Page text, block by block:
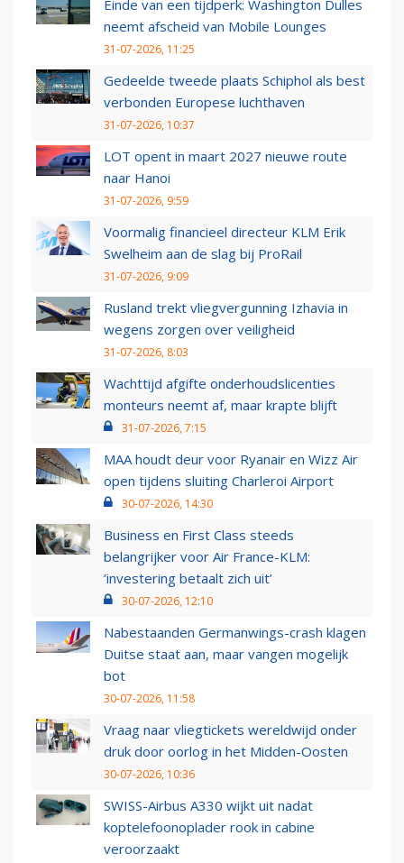
Einde van een tijdperk: Washington Dulles
neemt afscheid van Mobile Lounges
31-07-2026, 11:25
Gedeelde tweede plaats Schiphol als best
verbonden Europese luchthaven
31-07-2026, 10:37
LOT opent in maart 2027 nieuwe route
naar Hanoi
31-07-2026, 9:59
Voormalig financieel directeur KLM Erik
Swelheim aan de slag bij ProRail
31-07-2026, 9:09
Rusland trekt vliegvergunning Izhavia in
wegens zorgen over veiligheid
31-07-2026, 8:03
Wachttijd afgifte onderhoudslicenties
monteurs neemt af, maar krapte blijft
31-07-2026, 7:15
MAA houdt deur voor Ryanair en Wizz Air
open tijdens sluiting Charleroi Airport
30-07-2026, 14:30
Business en First Class steeds
belangrijker voor Air France-KLM:
‘investering betaalt zich uit’
30-07-2026, 12:10
Nabestaanden Germanwings-crash klagen
Duitse staat aan, maar vangen mogelijk
bot
30-07-2026, 11:58
Vraag naar vliegtickets wereldwijd onder
druk door oorlog in het Midden-Oosten
30-07-2026, 10:36
SWISS-Airbus A330 wijkt uit nadat
koptelefoonoplader rook in cabine
veroorzaakt